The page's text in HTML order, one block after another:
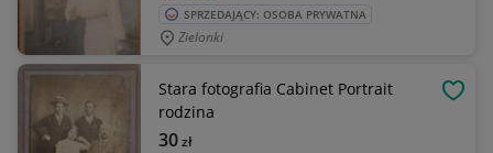
SPRZEDAJĄCY: OSOBA PRYWATNA
Zielonki
Stara fotografia Cabinet Portrait
rodzina
30zł